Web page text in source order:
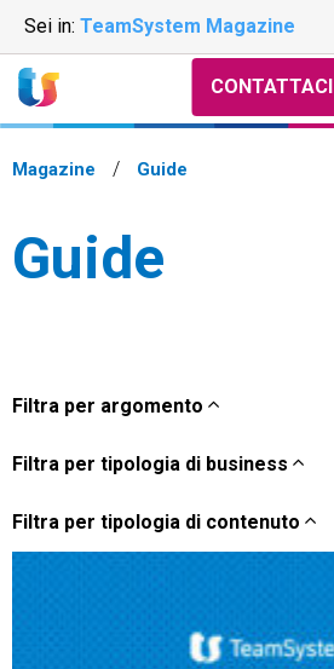
Sei in: TeamSystem Magazine
CONTATTACI
Magazine Guide
Guide
Filtra per argomento
Filtra per tipologia di business
Filtra per tipologia di contenuto